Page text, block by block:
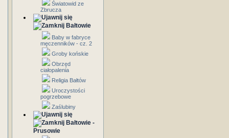
Światowid ze
Zbrucza
Bałtowie
Baby w fabryce
męczenników - cz. 2
Groby końskie
Obrzęd
ciałopalenia
Religia Bałtów
Uroczystości
pogrzebowe
Zaślubiny
Bałtowie -
Prusowie